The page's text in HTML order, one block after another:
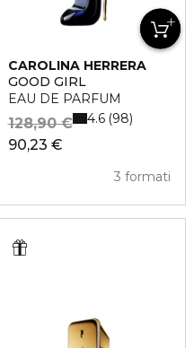
CAROLINA HERRERA
GOOD GIRL
EAU DE PARFUM
90,23 €
128,90 €
3 formati
4.6 98